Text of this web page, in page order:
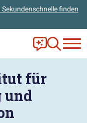
finden
Frag Ella!
Zur
für
und